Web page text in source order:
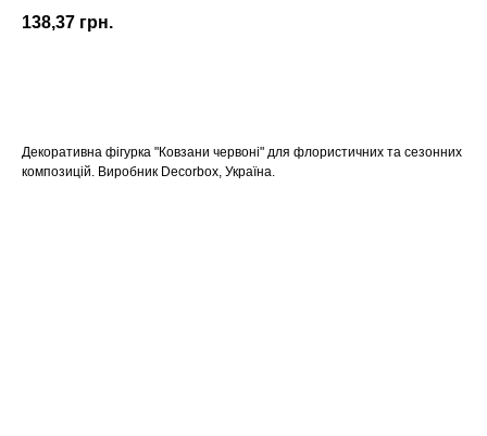
138,37 грн.
Декоративна фігурка "Ковзани червоні" для флористичних та сезонних
композицій. Виробник Decorbox, Україна.